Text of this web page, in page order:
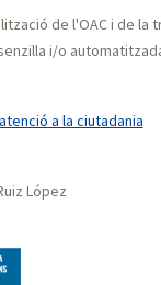
de l'OAC i de
i/o
a la ciutadania
López